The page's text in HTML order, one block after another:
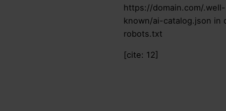
https://domain.com/.well-
known/ai-catalog.json in
robots.txt
[cite: 12]